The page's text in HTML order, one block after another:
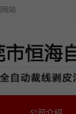
网站